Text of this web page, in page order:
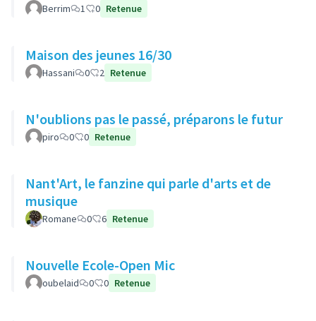
Berrim 1 0 Retenue
Maison des jeunes 16/30
Hassani 0 2 Retenue
N'oublions pas le passé, préparons le futur
piro 0 0 Retenue
Nant'Art, le fanzine qui parle d'arts et de
musique
Romane 0 6 Retenue
Nouvelle Ecole-Open Mic
oubelaid 0 0 Retenue